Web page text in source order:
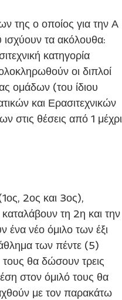
της ο οποίος για την Α
τα ακόλουθα:
κατηγορία
οι διπλοί
ομάδων (του ίδιου
και Ερασιτεχνικών
στις θέσεις από 1 μέχρι
2ος και 3ος),
τη 2η και την
νέο όμιλο των έξι
των πέντε (5)
θα δώσουν τρεις
στον όμιλό τους θα
με τον παρακάτω